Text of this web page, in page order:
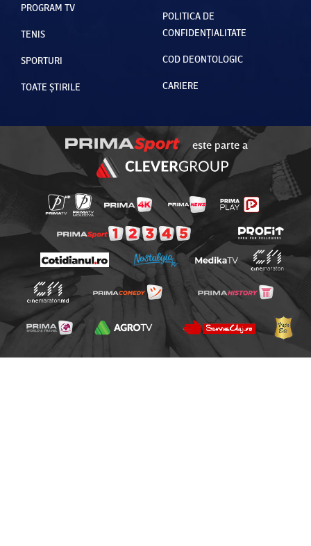
PROGRAM TV
TENIS
SPORTURI
TOATE ȘTIRILE
POLITICA DE
CONFIDENȚIALITATE
COD DEONTOLOGIC
CARIERE
este parte a